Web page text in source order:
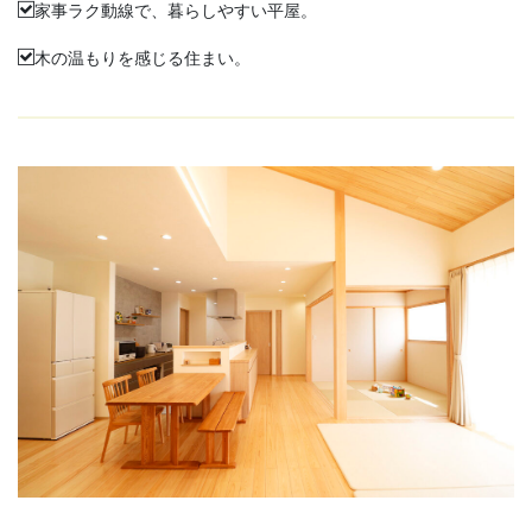
家事ラク動線で、暮らしやすい平屋。
木の温もりを感じる住まい。